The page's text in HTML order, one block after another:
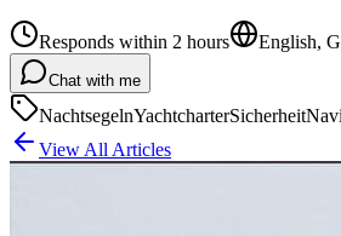
Responds within 2 hours English,
Chat with me
NachtsegelnYachtcharterSicherheit
View All Articles